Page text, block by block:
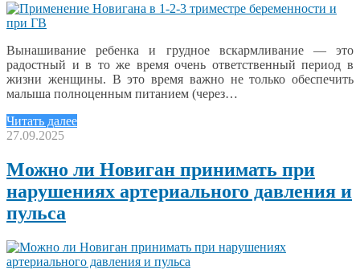
Вынашивание ребенка и грудное вскармливание — это
радостный и в то же время очень ответственный период в
жизни женщины. В это время важно не только обеспечить
малыша полноценным питанием (через…
Читать далее
27.09.2025
Можно ли Новиган принимать при
нарушениях артериального давления и
пульса